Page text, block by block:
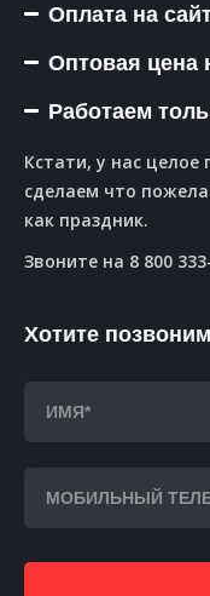
Оплата на
Оптовая цена
Работаем
Кстати, у нас целое
сделаем что
как праздник.
Звоните на 8 800
Хотите